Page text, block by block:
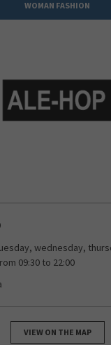
WOMAN FASHION
wednesday,
09:30 to 22:00
VIEW ON THE MAP